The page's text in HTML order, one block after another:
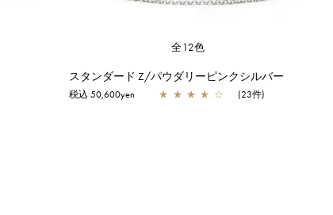
全12色
スタンダード Z/パウダリーピンクシルバー
税込 50,600yen ★ ★ ★ ★ ☆ (23件)